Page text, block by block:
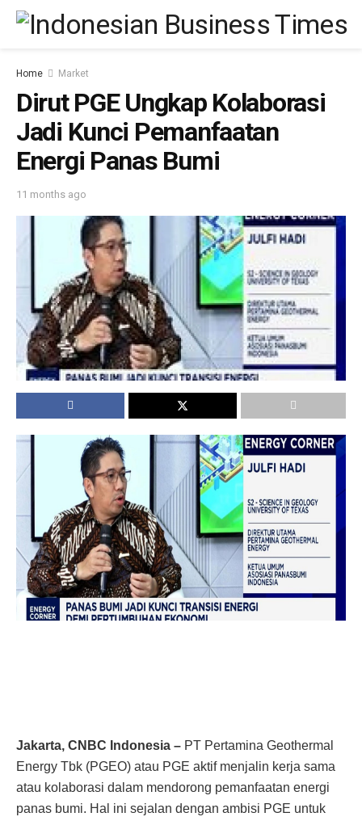
Home Market
Dirut PGE Ungkap Kolaborasi
Jadi Kunci Pemanfaatan
Energi Panas Bumi
11 months ago
Jakarta, CNBC Indonesia – PT Pertamina Geothermal
Energy Tbk (PGEO) atau PGE aktif menjalin kerja sama
atau kolaborasi dalam mendorong pemanfaatan energi
panas bumi. Hal ini sejalan dengan ambisi PGE untuk